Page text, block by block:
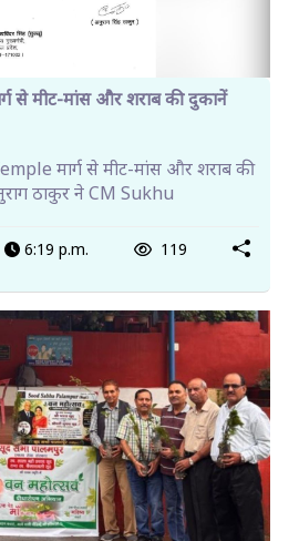
से मीट-मांस और शराब की दुकानें
मार्ग से मीट-मांस और शराब की
ठाकुर ने CM Sukhu
6:19 p.m. 119